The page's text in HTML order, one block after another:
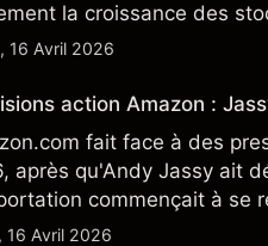
la croissance des
coût, dont un nouveau
16 Avril 2026
action Amazon :
fait face à des
après qu'Andy Jassy ait
commençait à se
passées ne
16 Avril 2026